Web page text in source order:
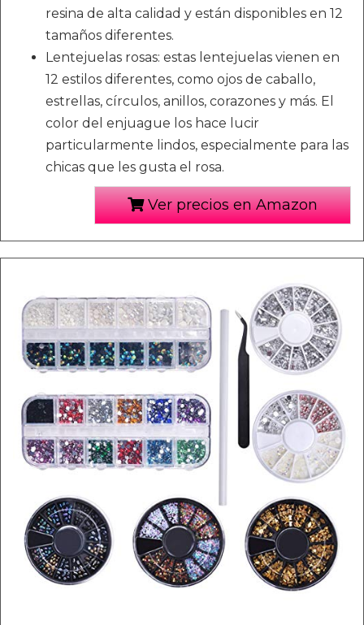
resina de alta calidad y están disponibles en 12
tamaños diferentes.
Lentejuelas rosas: estas lentejuelas vienen en
12 estilos diferentes, como ojos de caballo,
estrellas, círculos, anillos, corazones y más. El
color del enjuague los hace lucir
particularmente lindos, especialmente para las
chicas que les gusta el rosa.
Ver precios en Amazon